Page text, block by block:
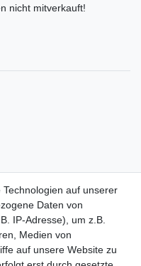
nicht mitverkauft!
auf unserer
Daten von
IP-Adresse), um z.B.
Medien von
auf unsere Website zu